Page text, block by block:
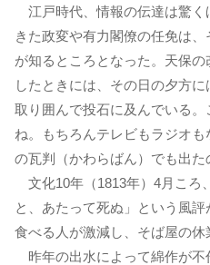
江戸時代、情報の伝達は驚く
きた政変や有力閣僚の任免は
が知るところとなった。天保
したときには、その日の夕方
取り囲んで投石に及んでいる
ね。もちろんテレビもラジオ
の瓦判（かわらばん）でも出た
文化10年（1813年）4月ころ
と、あたって死ぬ」という風
食べる人が激減し、そば屋の休
昨年の出水によって綿作が不